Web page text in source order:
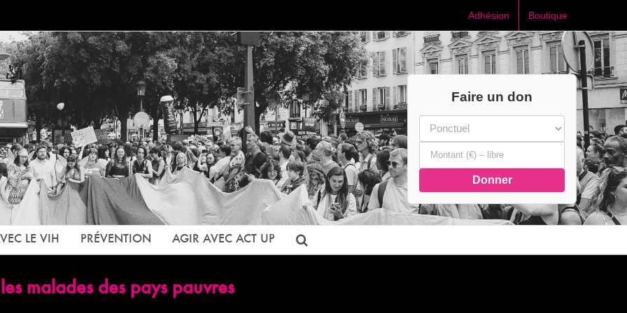
Adhésion Boutique
Faire un don
Donner
LE VIH PRÉVENTION AGIR AVEC ACT UP
malades des pays pauvres